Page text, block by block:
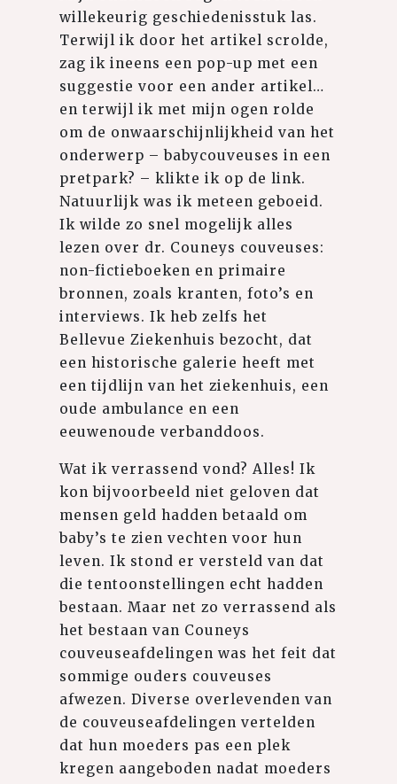
willekeurig geschiedenisstuk las.
Terwijl ik door het artikel scrolde,
zag ik ineens een pop-up met een
suggestie voor een ander artikel…
en terwijl ik met mijn ogen rolde
om de onwaarschijnlijkheid van het
onderwerp – babycouveuses in een
pretpark? – klikte ik op de link.
Natuurlijk was ik meteen geboeid.
Ik wilde zo snel mogelijk alles
lezen over dr. Couneys couveuses:
non-fictieboeken en primaire
bronnen, zoals kranten, foto’s en
interviews. Ik heb zelfs het
Bellevue Ziekenhuis bezocht, dat
een historische galerie heeft met
een tijdlijn van het ziekenhuis, een
oude ambulance en een
eeuwenoude verbanddoos.
Wat ik verrassend vond? Alles! Ik
kon bijvoorbeeld niet geloven dat
mensen geld hadden betaald om
baby’s te zien vechten voor hun
leven. Ik stond er versteld van dat
die tentoonstellingen echt hadden
bestaan. Maar net zo verrassend als
het bestaan van Couneys
couveuseafdelingen was het feit dat
sommige ouders couveuses
afwezen. Diverse overlevenden van
de couveuseafdelingen vertelden
dat hun moeders pas een plek
kregen aangeboden nadat moeders